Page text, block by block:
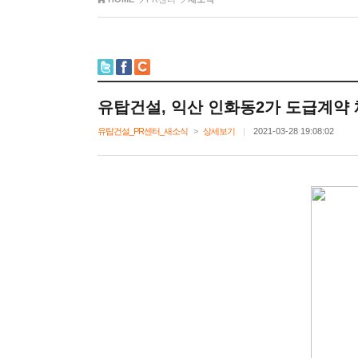
유탑건설,익산인화동2가도급계약
유탑건설_PR센터_새소식 > 상세보기 | 2021-03-2819:08:02